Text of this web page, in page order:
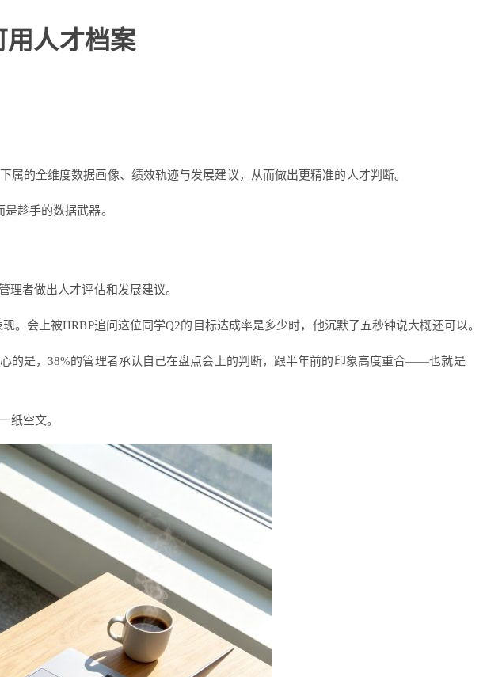
人才档案
属的全维度数据画像、绩效轨迹与发展建议，从而做出更精准的人才判断。
趁手的数据武器。
者做出人才评估和发展建议。
会上被HRBP追问这位同学Q2的目标达成率是多少时，他沉默了五秒钟说大概还可以。
的是，38%的管理者承认自己在盘点会上的判断，跟半年前的印象高度重合——也就是
纸空文。